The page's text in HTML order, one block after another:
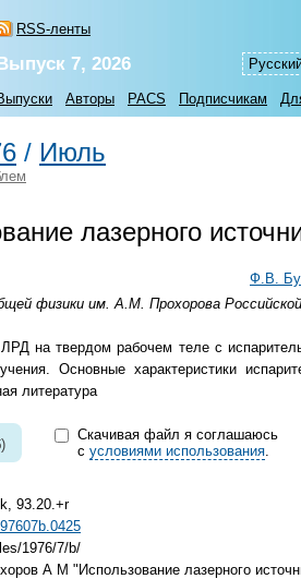
RSS-ленты
7, 2026
Авторы PACS Подписчикам
/ Июль
лазерного
Ф.В.
физики им. А.М. Прохорова Российской
на твердом рабочем теле с
Основные характеристики
литература
Скачивая файл я соглашаюсь
с условиями использования.
93.20.+r
1976/7/b/
А М "Использование лазерного